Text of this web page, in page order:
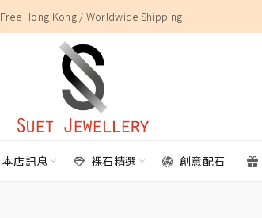
Free Hong Kong / Worldwide Shipping
本店訊息 裸石精選 創意配石